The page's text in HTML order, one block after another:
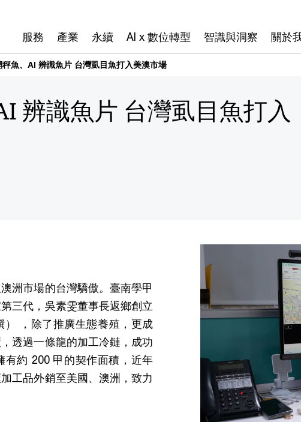
服務 產業 永續 AI x 數位轉型 智識與洞察 關於
秤魚、AI 辨識魚片 台灣虱目魚打入美澳市場
辨識魚片 台灣虱目魚打入
洲市場的台灣驕傲。臺南學甲
三代，吳素雯董事長返鄉創立
，除了推廣生態養殖，更成
透過一條龍的加工冷鏈，成功
約 200 甲的契作面積，近年
工品外銷至美國、澳洲，致力